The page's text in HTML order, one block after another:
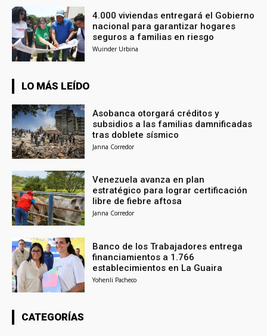
4.000 viviendas entregará el Gobierno
nacional para garantizar hogares
seguros a familias en riesgo
Wuinder Urbina
LO MÁS LEÍDO
Asobanca otorgará créditos y
subsidios a las familias damnificadas
tras doblete sísmico
Janna Corredor
Venezuela avanza en plan
estratégico para lograr certificación
libre de fiebre aftosa
Janna Corredor
Banco de los Trabajadores entrega
financiamientos a 1.766
establecimientos en La Guaira
Yohenli Pacheco
CATEGORÍAS